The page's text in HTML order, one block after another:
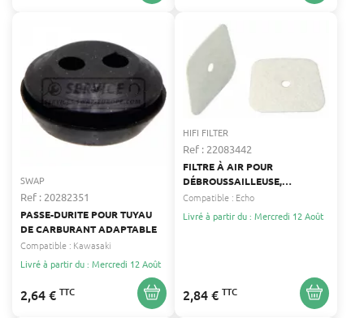
SWAP
Ref : 20282351
PASSE-DURITE POUR TUYAU
DE CARBURANT ADAPTABLE
Compatible : Kawasaki
Livré à partir du : Mercredi 12 Août
2,64 € TTC
HIFI FILTER
Ref : 22083442
FILTRE À AIR POUR
DÉBROUSSAILLEUSE,
SOUFFLEUR, TAILLE-HAIE
ECHO HIFI FILTER SL 1437
Compatible : Echo
Livré à partir du : Mercredi 12 Août
2,84 € TTC